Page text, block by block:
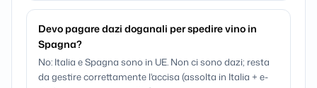
Devo pagare dazi doganali per spedire vino in
Spagna?
No: Italia e Spagna sono in UE. Non ci sono dazi; resta
da gestire correttamente l'accisa (assolta in Italia + e-